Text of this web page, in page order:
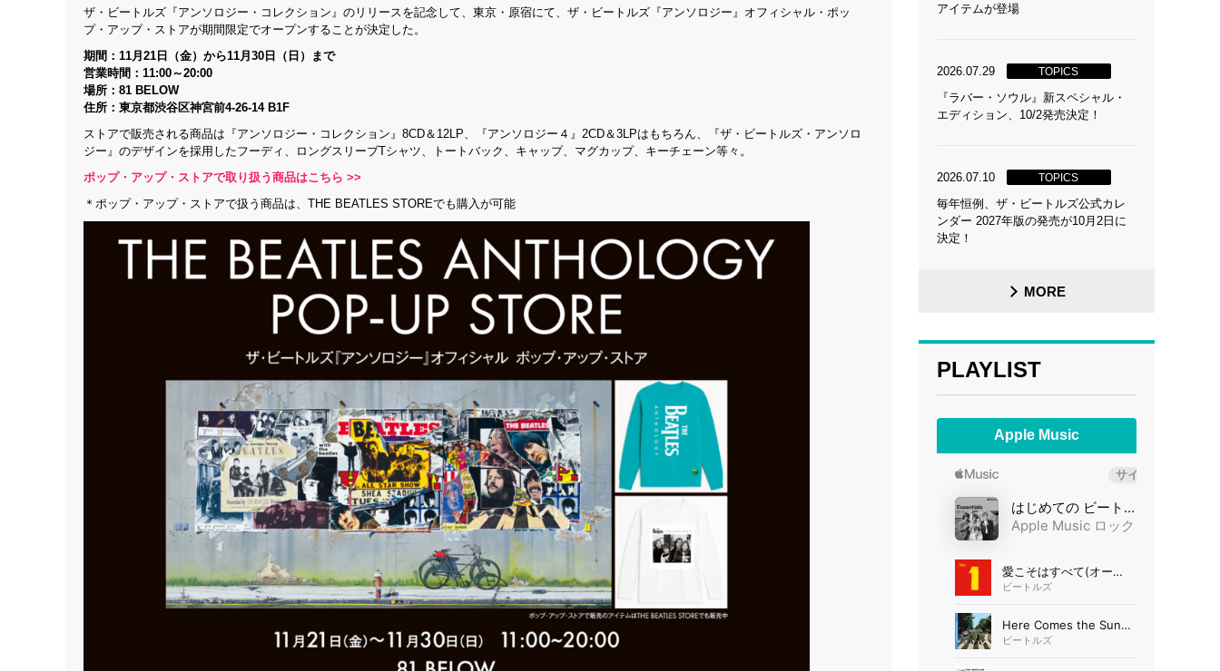
ザ・ビートルズ『アンソロジー・コレクション』のリリースを記念して、東京・原宿にて、ザ・ビートルズ『アンソロジー』オフィシャル・ポッ
プ・アップ・ストアが期間限定でオープンすることが決定した。
期間：11月21日（金）から11月30日（日）まで
営業時間：11:00～20:00
場所：81 BELOW
住所：東京都渋谷区神宮前4-26-14 B1F
ストアで販売される商品は『アンソロジー・コレクション』8CD＆12LP、『アンソロジー４』2CD＆3LPはもちろん、『ザ・ビートルズ・アンソロ
ジー』のデザインを採用したフーディ、ロングスリーブTシャツ、トートバック、キャップ、マグカップ、キーチェーン等々。
ポップ・アップ・ストアで取り扱う商品はこちら >>
＊ポップ・アップ・ストアで扱う商品は、THE BEATLES STOREでも購入が可能
アイテムが登場
2026.07.29 TOPICS
『ラバー・ソウル』新スペシャル・
エディション、10/2発売決定！
2026.07.10 TOPICS
毎年恒例、ザ・ビートルズ公式カレ
ンダー 2027年版の発売が10月2日に
決定！
MORE
PLAYLIST
Apple Music